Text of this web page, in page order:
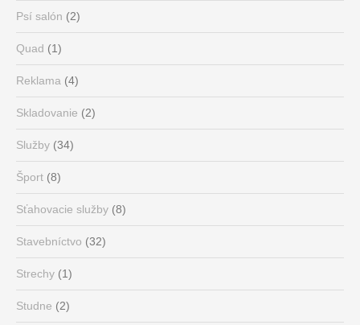
Psí salón (2)
Quad (1)
Reklama (4)
Skladovanie (2)
Služby (34)
Šport (8)
Sťahovacie služby (8)
Stavebníctvo (32)
Strechy (1)
Studne (2)